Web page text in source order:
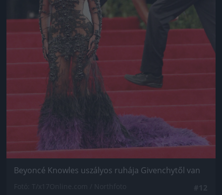
Beyoncé Knowles uszályos ruhája Givenchytől van